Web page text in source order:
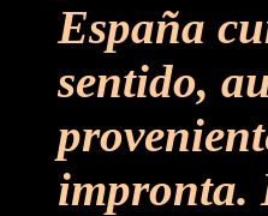
España
sentido,
impronta.